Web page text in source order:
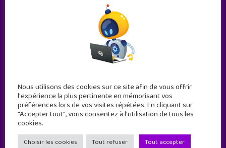
Geek Junior est le premier site de culture numérique
à destination des adolescents.
Nous utilisons des cookies sur ce site afin de vous offrir
l'expérience la plus pertinente en mémorisant vos
préférences lors de vos visites répétées. En cliquant sur
"Accepter tout", vous consentez à l'utilisation de tous les
cookies.
Choisir les cookies Tout refuser Tout accepter